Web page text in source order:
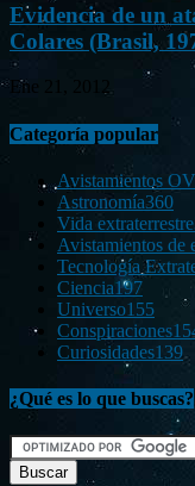
Evidencia de un
Colares (Brasil,
Ene 21, 2012
Categoría popular
Avistamientos
Astronomía360
Vida extraterrestre
Avistamientos de
Tecnología
Ciencia197
Universo155
Conspiraciones
Curiosidades139
¿Qué es lo que buscas?